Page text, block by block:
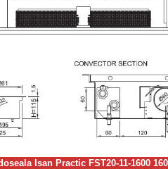
Isan Practic FST20-11-1600